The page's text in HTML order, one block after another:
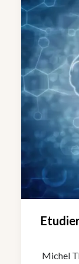
Michel